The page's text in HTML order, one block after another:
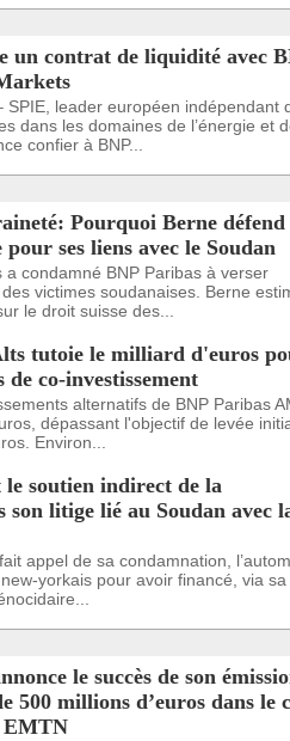
un contrat de liquidité avec
SPIE, leader européen indépendant
dans les domaines de l’énergie et
confier à BNP...
Pourquoi Berne défend
ses liens avec le Soudan
a condamné BNP Paribas à verser
victimes soudanaises. Berne
le droit suisse des...
tutoie le milliard d'euros
de co-investissement
alternatifs de BNP Paribas
dépassant l'objectif de levée
Environ...
soutien indirect de la
son litige lié au Soudan avec
appel de sa condamnation,
yorkais pour avoir financé, via sa
le succès de son
500 millions d’euros dans le
EMTN